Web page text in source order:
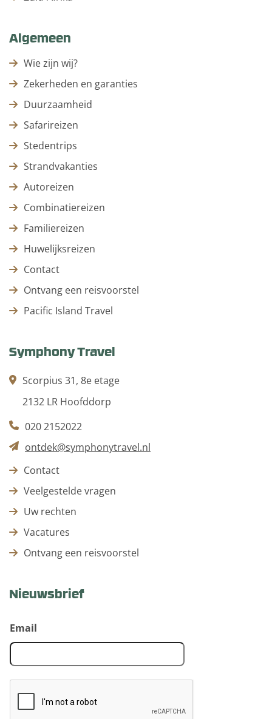
Algemeen
Wie zijn wij?
Zekerheden en garanties
Duurzaamheid
Safarireizen
Stedentrips
Strandvakanties
Autoreizen
Combinatiereizen
Familiereizen
Huwelijksreizen
Contact
Ontvang een reisvoorstel
Pacific Island Travel
Symphony Travel
Scorpius 31, 8e etage
2132 LR Hoofddorp
020 2152022
ontdek@symphonytravel.nl
Contact
Veelgestelde vragen
Uw rechten
Vacatures
Ontvang een reisvoorstel
Nieuwsbrief
Email